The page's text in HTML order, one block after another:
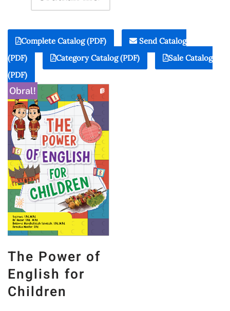
Complete Catalog (PDF)
Send Catalog
(PDF)
Category Catalog (PDF)
Sale Catalog
(PDF)
Obral!
The Power of
English for
Children